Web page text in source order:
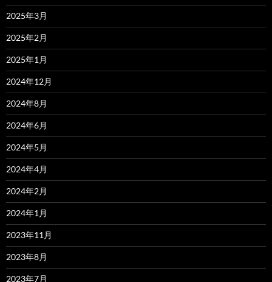
2025年3月
2025年2月
2025年1月
2024年12月
2024年8月
2024年6月
2024年5月
2024年4月
2024年2月
2024年1月
2023年11月
2023年8月
2023年7月